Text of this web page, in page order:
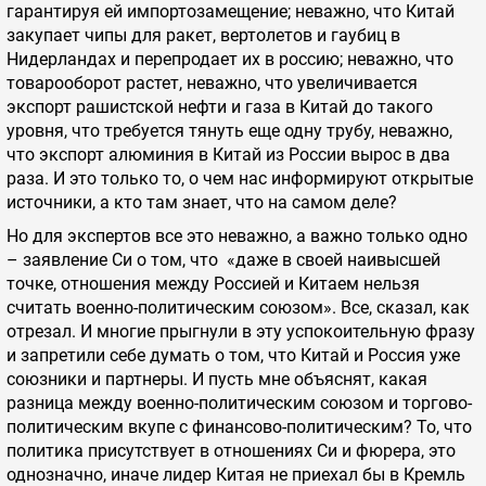
гарантируя ей импортозамещение; неважно, что Китай
закупает чипы для ракет, вертолетов и гаубиц в
Нидерландах и перепродает их в россию; неважно, что
товарооборот растет, неважно, что увеличивается
экспорт рашистской нефти и газа в Китай до такого
уровня, что требуется тянуть еще одну трубу, неважно,
что экспорт алюминия в Китай из России вырос в два
раза. И это только то, о чем нас информируют открытые
источники, а кто там знает, что на самом деле?
Но для экспертов все это неважно, а важно только одно
– заявление Си о том, что «даже в своей наивысшей
точке, отношения между Россией и Китаем нельзя
считать военно-политическим союзом». Все, сказал, как
отрезал. И многие прыгнули в эту успокоительную фразу
и запретили себе думать о том, что Китай и Россия уже
союзники и партнеры. И пусть мне объяснят, какая
разница между военно-политическим союзом и торгово-
политическим вкупе с финансово-политическим? То, что
политика присутствует в отношениях Си и фюрера, это
однозначно, иначе лидер Китая не приехал бы в Кремль